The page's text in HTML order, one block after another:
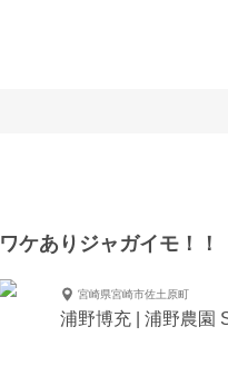
ワケありジャガイモ！！
宮崎県宮崎市佐土原町
浦野博充 | 浦野農園